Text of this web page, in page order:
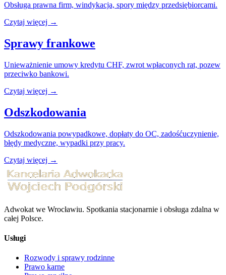
Obsługa prawna firm, windykacja, spory między przedsiębiorcami.
Czytaj więcej →
Sprawy frankowe
Unieważnienie umowy kredytu CHF, zwrot wpłaconych rat, pozew
przeciwko bankowi.
Czytaj więcej →
Odszkodowania
Odszkodowania powypadkowe, dopłaty do OC, zadośćuczynienie,
błędy medyczne, wypadki przy pracy.
Czytaj więcej →
Adwokat we Wrocławiu. Spotkania stacjonarnie i obsługa zdalna w
całej Polsce.
Usługi
Rozwody i sprawy rodzinne
Prawo karne